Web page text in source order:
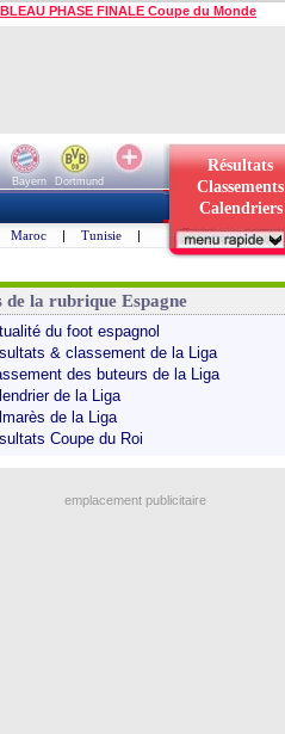
PHASE FINALE Coupe du Monde
Bayern
Dortmund
Résultats
Classements
Calendriers
Maroc | Tunisie |
de la rubrique Espagne
du foot espagnol
& classement de la Liga
des buteurs de la Liga
de la Liga
de la Liga
Coupe du Roi
emplacement publicitaire